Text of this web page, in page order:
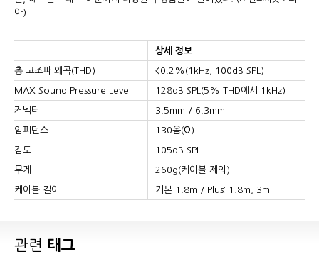
아)
상세 정보
총 고조파 왜곡(THD) <0.2%(1kHz, 100dB SPL)
MAX Sound Pressure Level 128dB SPL(5% THD에서 1kHz)
커넥터 3.5mm / 6.3mm
임피던스 130옴(Ω)
감도 105dB SPL
무게 260g(케이블 제외)
케이블 길이 기본 1.8m / Plus: 1.8m, 3m
관련 태그